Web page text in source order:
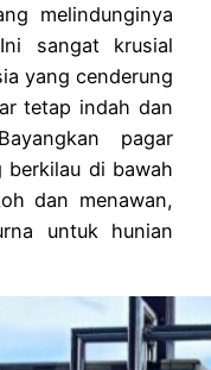
melindunginya
sangat krusial
yang cenderung
tetap indah dan
pagar
di bawah
dan menawan,
untuk hunian